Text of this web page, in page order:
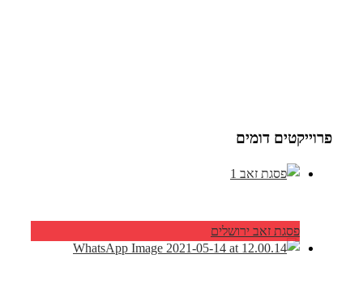
פרוייקטים דומים
פסגת זאב ירושלים